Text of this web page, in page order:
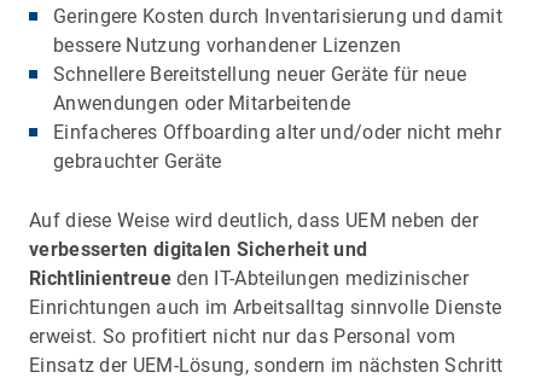
Geringere Kosten durch Inventarisierung und damit
bessere Nutzung vorhandener Lizenzen
Schnellere Bereitstellung neuer Geräte für neue
Anwendungen oder Mitarbeitende
Einfacheres Offboarding alter und/oder nicht mehr
gebrauchter Geräte
Auf diese Weise wird deutlich, dass UEM neben der
verbesserten digitalen Sicherheit und
Richtlinientreueden IT-Abteilungen medizinischer
Einrichtungen auch im Arbeitsalltag sinnvolle Dienste
erweist. So profitiert nicht nur das Personal vom
Einsatz der UEM-Lösung, sondern im nächsten Schritt